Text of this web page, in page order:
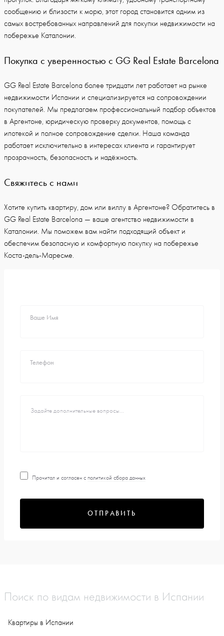
сообщению и близости к морю, этот город становится одним из
самых востребованных направлений для покупки недвижимости на
побережье Каталонии.
Покупка с уверенностью с GG Real Estate Barcelona
GG Real Estate Barcelona более тридцати лет работает на рынке
недвижимости Испании и специализируется на сопровождении
покупателей. Мы предлагаем профессиональный подбор объектов
в Аргентоне, юридическую проверку документов, помощь с
ипотекой и полное сопровождение сделки. Наша команда
работает исключительно в интересах клиента и гарантирует
прозрачность, безопасность и надёжность.
Свяжитесь с нами
Хотите купить квартиру, дом или виллу в Аргентоне? Обратитесь в
GG Real Estate Barcelona — ваше агентство недвижимости в
Каталонии. Мы поможем вам найти подходящий объект и
обеспечим безопасную и комфортную покупку на побережье
Коста-дель-Маресме.
Ваше Имя
Телефон
Прочитал и согласен с политикой сбора данных
ОТПРАВИТЬ
Поиск по видам недвижимости в Испании
Квартиры в Испании